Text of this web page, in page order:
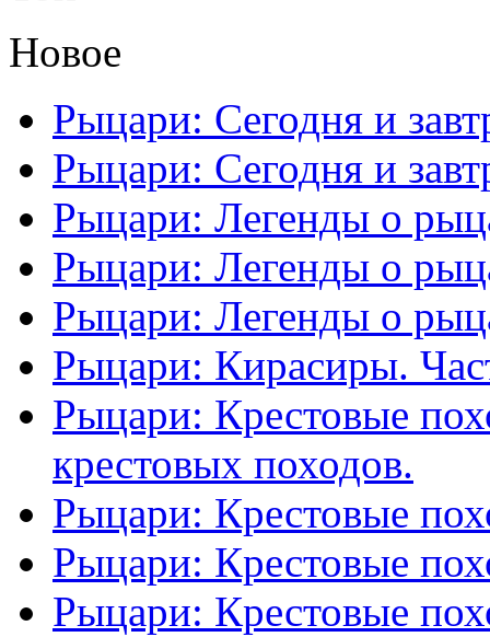
Новое
Рыцари: Сегодня и
Рыцари: Сегодня и
Рыцари: Легенды о
Рыцари: Легенды о
Рыцари: Легенды о
Рыцари: Кирасиры.
Рыцари: Крестовые
крестовых походов.
Рыцари: Крестовые
Рыцари: Крестовые
Рыцари: Крестовые